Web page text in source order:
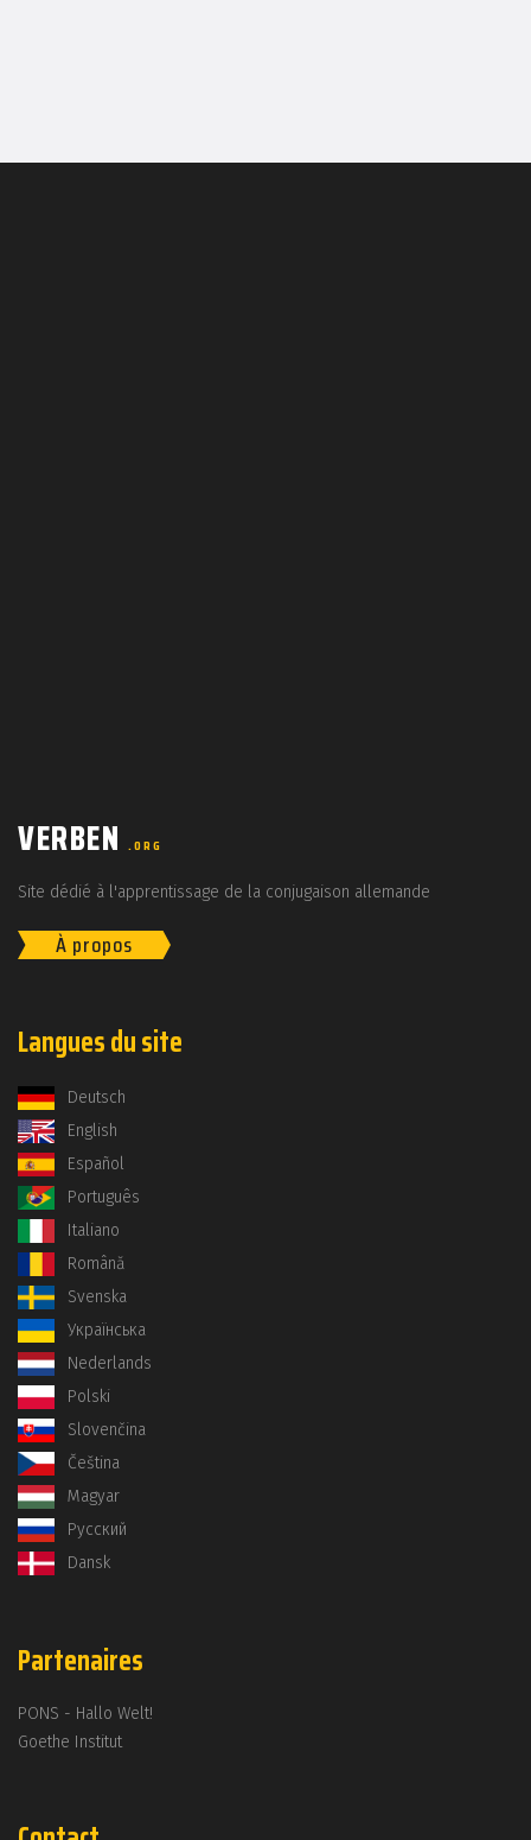
VERBEN .ORG
Site dédié à l'apprentissage de la conjugaison allemande
À propos
Langues du site
Deutsch
English
Español
Português
Italiano
Română
Svenska
Українська
Nederlands
Polski
Slovenčina
Čeština
Magyar
Русский
Dansk
Partenaires
PONS - Hallo Welt!
Goethe Institut